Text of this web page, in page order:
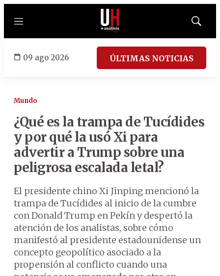
Menú
Mostrar
09 ago 2026 ÚLTIMAS NOTICIAS
Mundo
¿Qué es la trampa de Tucídides
y por qué la usó Xi para
advertir a Trump sobre una
peligrosa escalada letal?
El presidente chino Xi Jinping mencionó la
trampa de Tucídides al inicio de la cumbre
con Donald Trump en Pekín y despertó la
atención de los analistas, sobre cómo
manifestó al presidente estadounidense un
concepto geopolítico asociado a la
propensión al conflicto cuando una